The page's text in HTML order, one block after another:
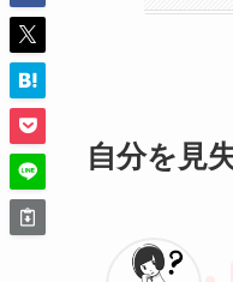
自分を見